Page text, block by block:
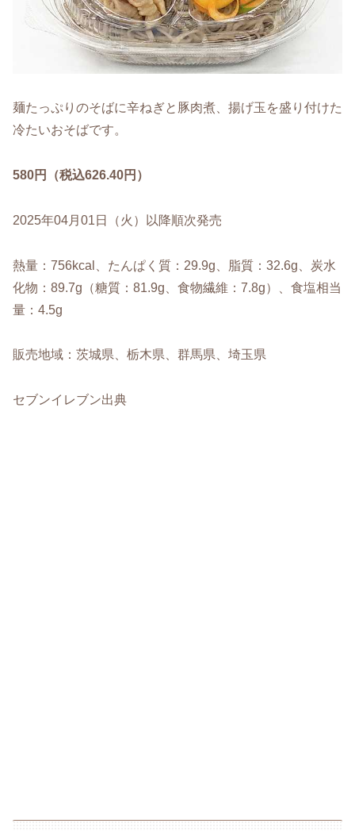
麺たっぷりのそばに辛ねぎと豚肉煮、揚げ玉を盛り付けた
冷たいおそばです。
580円（税込626.40円）
2025年04月01日（火）以降順次発売
熱量：756kcal、たんぱく質：29.9g、脂質：32.6g、炭水
化物：89.7g（糖質：81.9g、食物繊維：7.8g）、食塩相当
量：4.5g
販売地域：茨城県、栃木県、群馬県、埼玉県
セブンイレブン出典